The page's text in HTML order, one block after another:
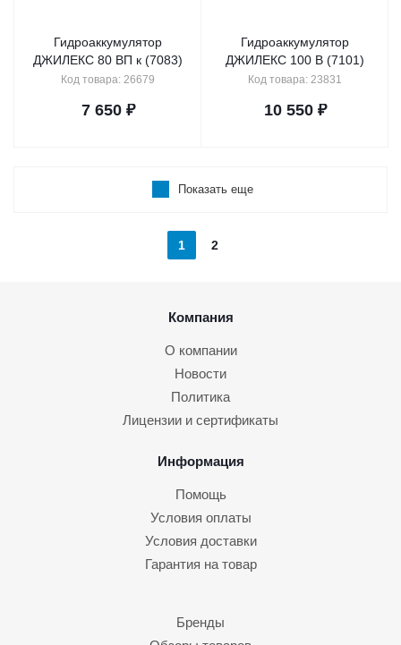
Гидроаккумулятор
ДЖИЛЕКС 80 ВП к (7083)
Код товара: 26679
7 650₽
Гидроаккумулятор
ДЖИЛЕКС 100 В (7101)
Код товара: 23831
10 550₽
Показать еще
1 2
Компания
О компании
Новости
Политика
Лицензии и сертификаты
Информация
Помощь
Условия оплаты
Условия доставки
Гарантия на товар
Бренды